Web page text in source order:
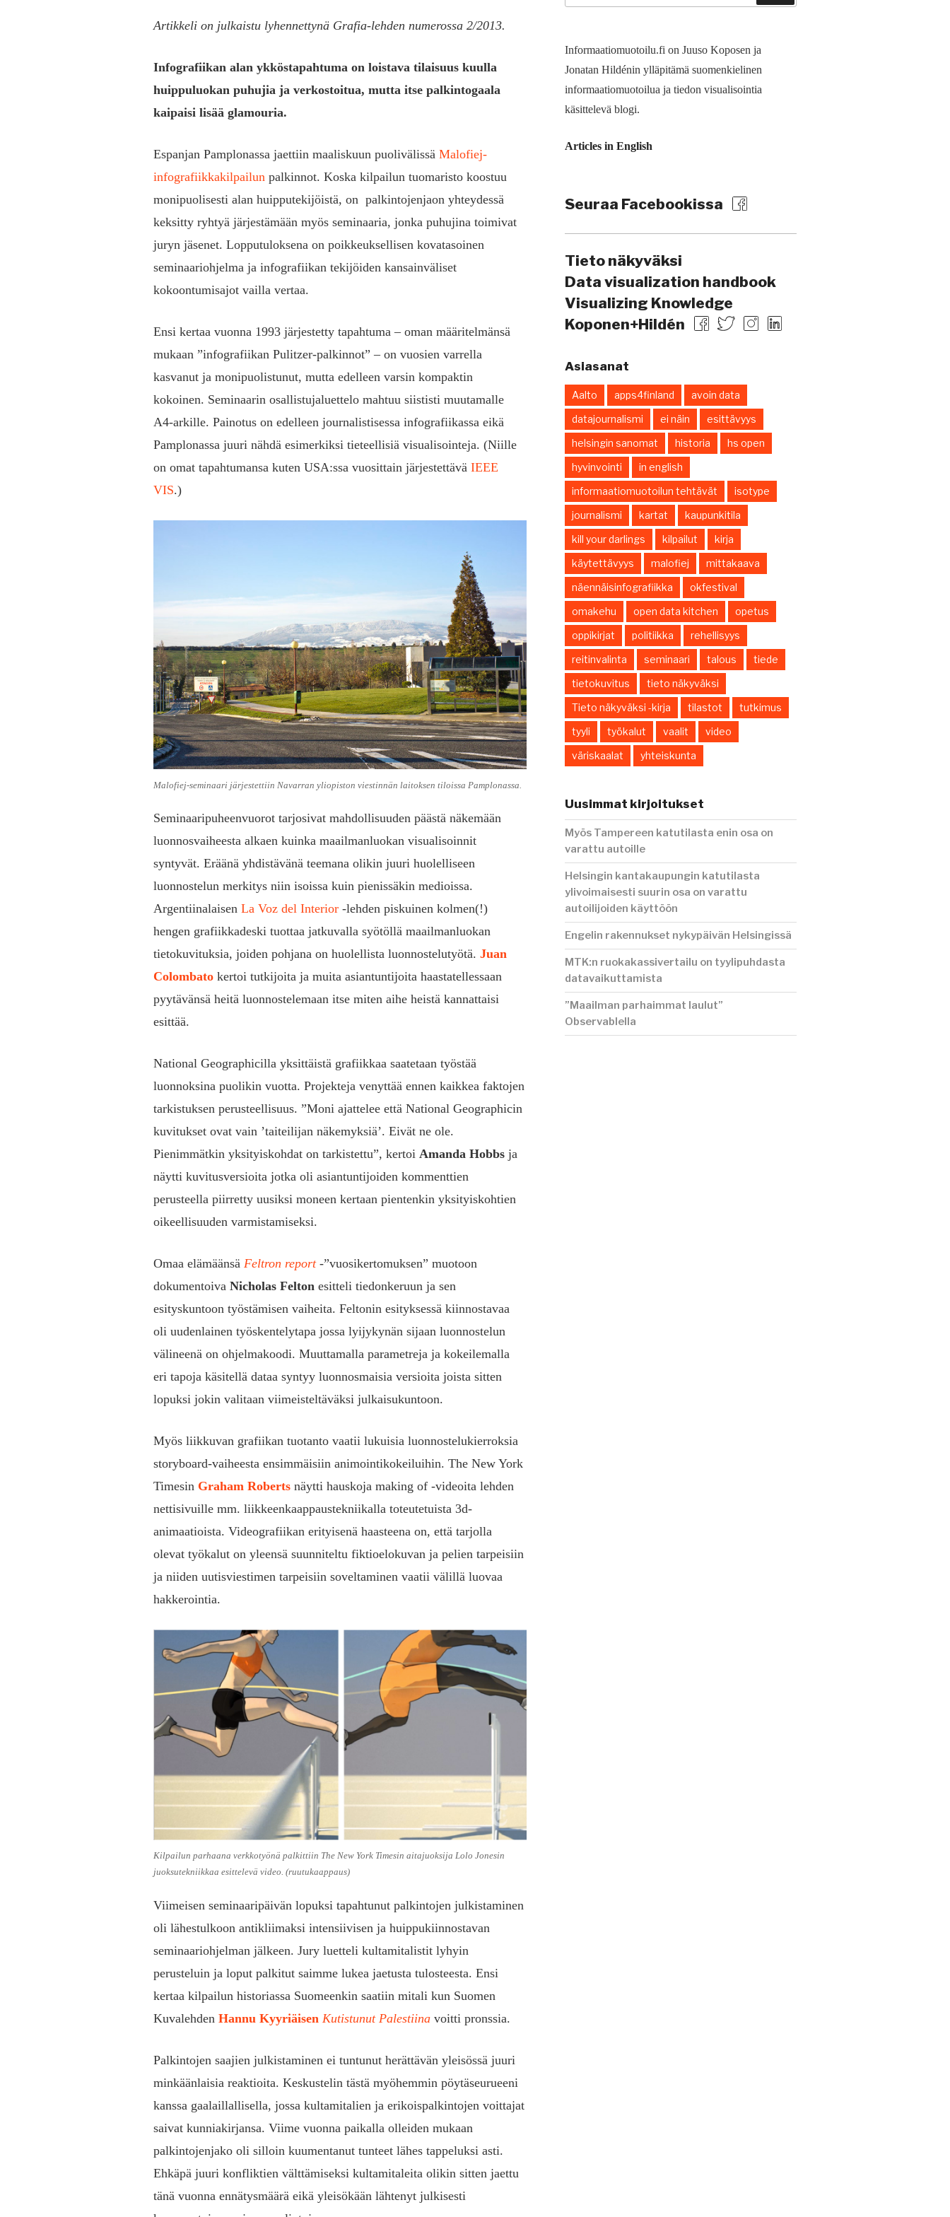
Artikkeli on julkaistu lyhennettynä Grafia-lehden numerossa 2/2013.
Infografiikan alan ykköstapahtuma on loistava tilaisuus kuulla
huippuluokan puhujia ja verkostoitua, mutta itse palkintogaala
kaipaisi lisää glamouria.
Espanjan Pamplonassa jaettiin maaliskuun puolivälissä Malofiej-
infografiikkakilpailun palkinnot. Koska kilpailun tuomaristo koostuu
monipuolisesti alan huipputekijöistä, on palkintojenjaon yhteydessä
keksitty ryhtyä järjestämään myös seminaaria, jonka puhujina toimivat
juryn jäsenet. Lopputuloksena on poikkeuksellisen kovatasoinen
seminaariohjelma ja infografiikan tekijöiden kansainväliset
kokoontumisajot vailla vertaa.
Ensi kertaa vuonna 1993 järjestetty tapahtuma – oman määritelmänsä
mukaan ”infografiikan Pulitzer-palkinnot” – on vuosien varrella
kasvanut ja monipuolistunut, mutta edelleen varsin kompaktin
kokoinen. Seminaarin osallistujaluettelo mahtuu siististi muutamalle
A4-arkille. Painotus on edelleen journalistisessa infografiikassa eikä
Pamplonassa juuri nähdä esimerkiksi tieteellisiä visualisointeja. (Niille
on omat tapahtumansa kuten USA:ssa vuosittain järjestettävä IEEE
VIS.)
Malofiej-seminaari järjestettiin Navarran yliopiston viestinnän laitoksen tiloissa Pamplonassa.
Seminaaripuheenvuorot tarjosivat mahdollisuuden päästä näkemään
luonnosvaiheesta alkaen kuinka maailmanluokan visualisoinnit
syntyvät. Eräänä yhdistävänä teemana olikin juuri huolelliseen
luonnostelun merkitys niin isoissa kuin pienissäkin medioissa.
Argentiinalaisen La Voz del Interior -lehden piskuinen kolmen(!)
hengen grafiikkadeski tuottaa jatkuvalla syötöllä maailmanluokan
tietokuvituksia, joiden pohjana on huolellista luonnostelutyötä. Juan
Colombato kertoi tutkijoita ja muita asiantuntijoita haastatellessaan
pyytävänsä heitä luonnostelemaan itse miten aihe heistä kannattaisi
esittää.
National Geographicilla yksittäistä grafiikkaa saatetaan työstää
luonnoksina puolikin vuotta. Projekteja venyttää ennen kaikkea faktojen
tarkistuksen perusteellisuus. ”Moni ajattelee että National Geographicin
kuvitukset ovat vain ’taiteilijan näkemyksiä’. Eivät ne ole.
Pienimmätkin yksityiskohdat on tarkistettu”, kertoi Amanda Hobbs ja
näytti kuvitusversioita jotka oli asiantuntijoiden kommenttien
perusteella piirretty uusiksi moneen kertaan pientenkin yksityiskohtien
oikeellisuuden varmistamiseksi.
Omaa elämäänsä Feltron report -”vuosikertomuksen” muotoon
dokumentoiva Nicholas Felton esitteli tiedonkeruun ja sen
esityskuntoon työstämisen vaiheita. Feltonin esityksessä kiinnostavaa
oli uudenlainen työskentelytapa jossa lyijykynän sijaan luonnostelun
välineenä on ohjelmakoodi. Muuttamalla parametreja ja kokeilemalla
eri tapoja käsitellä dataa syntyy luonnosmaisia versioita joista sitten
lopuksi jokin valitaan viimeisteltäväksi julkaisukuntoon.
Myös liikkuvan grafiikan tuotanto vaatii lukuisia luonnostelukierroksia
storyboard-vaiheesta ensimmäisiin animointikokeiluihin. The New York
Timesin Graham Roberts näytti hauskoja making of -videoita lehden
nettisivuille mm. liikkeenkaappaustekniikalla toteutetuista 3d-
animaatioista. Videografiikan erityisenä haasteena on, että tarjolla
olevat työkalut on yleensä suunniteltu fiktioelokuvan ja pelien tarpeisiin
ja niiden uutisviestimen tarpeisiin soveltaminen vaatii välillä luovaa
hakkerointia.
Kilpailun parhaana verkkotyönä palkittiin The New York Timesin aitajuoksija Lolo Jonesin
juoksutekniikkaa esittelevä video. (ruutukaappaus)
Viimeisen seminaaripäivän lopuksi tapahtunut palkintojen julkistaminen
oli lähestulkoon antikliimaksi intensiivisen ja huippukiinnostavan
seminaariohjelman jälkeen. Jury luetteli kultamitalistit lyhyin
perusteluin ja loput palkitut saimme lukea jaetusta tulosteesta. Ensi
kertaa kilpailun historiassa Suomeenkin saatiin mitali kun Suomen
Kuvalehden Hannu Kyyriäisen Kutistunut Palestiina voitti pronssia.
Palkintojen saajien julkistaminen ei tuntunut herättävän yleisössä juuri
minkäänlaisia reaktioita. Keskustelin tästä myöhemmin pöytäseurueeni
kanssa gaalaillallisella, jossa kultamitalien ja erikoispalkintojen voittajat
saivat kunniakirjansa. Viime vuonna paikalla olleiden mukaan
palkintojenjako oli silloin kuumentanut tunteet lähes tappeluksi asti.
Ehkäpä juuri konfliktien välttämiseksi kultamitaleita olikin sitten jaettu
tänä vuonna ennätysmäärä eikä yleisökään lähtenyt julkisesti
Informaatiomuotoilu.fi on Juuso Koposen ja
Jonatan Hildénin ylläpitämä suomen­kielinen
informaatio­muotoilua ja tiedon visualisointia
käsittelevä blogi.
Articles in English
Seuraa Facebookissa
Tieto näkyväksi
Data visualization handbook
Visualizing Knowledge
Koponen+Hildén
Asiasanat
Aalto apps4finland
avoin data
datajournalismi
ei näin
esittävyys
helsingin sanomat
historia
hs open
hyvinvointi
in english
informaatiomuotoilun tehtävät
isotype
journalismi
kartat
kaupunkitila
kill your darlings
kilpailut
kirja
käytettävyys
malofiej
mittakaava
näennäisinfografiikka
okfestival
omakehu
open data kitchen
opetus
oppikirjat
politiikka
rehellisyys
reitinvalinta
seminaari talous
tiede
tietokuvitus
tieto näkyväksi
Tieto näkyväksi -kirja
tilastot
tutkimus
tyyli
työkalut vaalit
video
väriskaalat
yhteiskunta
Uusimmat kirjoitukset
Myös Tampereen katutilasta enin osa on
varattu autoille
Helsingin kantakaupungin katutilasta
ylivoimaisesti suurin osa on varattu
autoilijoiden käyttöön
Engelin rakennukset nykypäivän Helsingissä
MTK:n ruokakassivertailu on tyylipuhdasta
datavaikuttamista
”Maailman parhaimmat laulut”
Observablella